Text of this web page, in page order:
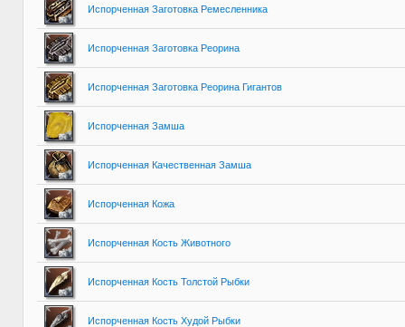
Испорченная Заготовка Ремесленника
Испорченная Заготовка Реорина
Испорченная Заготовка Реорина Гигантов
Испорченная Замша
Испорченная Качественная Замша
Испорченная Кожа
Испорченная Кость Животного
Испорченная Кость Толстой Рыбки
Испорченная Кость Худой Рыбки